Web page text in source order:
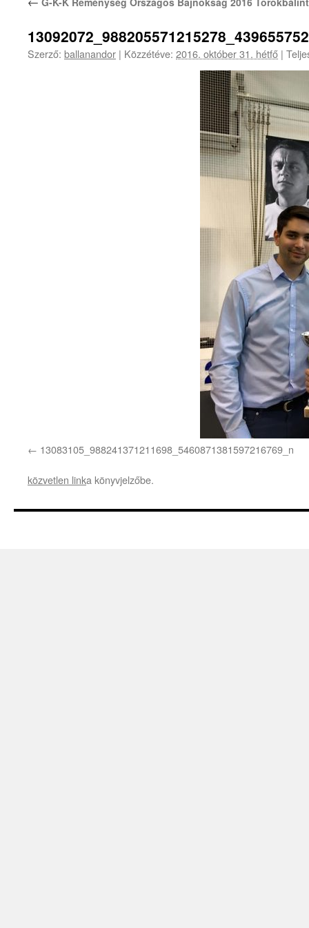
Szerző: ballanandor | Közzétéve: 2016. október 31. hétfő |
13083105_988241371211698_5460871381597216769_n
közvetlen linka könyvjelzőbe.